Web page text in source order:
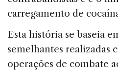
carregamento de
Esta história se baseia
semelhantes realizadas
operações de combate